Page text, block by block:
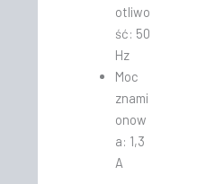
otliwo
ść: 50
Hz
Moc
znami
onow
a: 1,3
A